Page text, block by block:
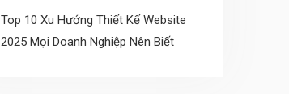
Top 10 Xu Hướng Thiết Kế Website
2025 Mọi Doanh Nghiệp Nên Biết